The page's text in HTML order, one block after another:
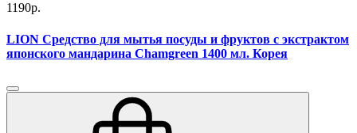
1190р.
LION Средство для мытья посуды и фруктов с экстрактом
японского мандарина Chamgreen 1400 мл. Корея